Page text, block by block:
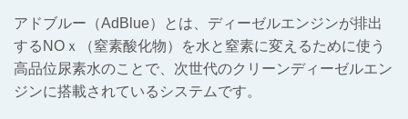
アドブルー（AdBlue）とは、ディーゼルエンジンが排出
するNOｘ（窒素酸化物）を水と窒素に変えるために使う
高品位尿素水のことで、次世代のクリーンディーゼルエン
ジンに搭載されているシステムです。